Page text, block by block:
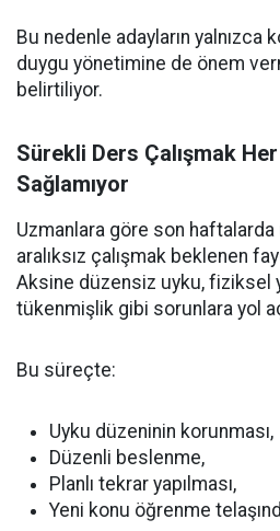
Bu nedenle adayların yalnızca
duygu yönetimine de önem
belirtiliyor.
Sürekli Ders Çalışmak
Sağlamıyor
Uzmanlara göre son
aralıksız çalışmak beklenen
Aksine düzensiz uyku, fiziksel
tükenmişlik gibi sorunlara yol
Bu süreçte:
Uyku düzeninin korunması,
Düzenli beslenme,
Planlı tekrar yapılması,
Yeni konu öğrenme